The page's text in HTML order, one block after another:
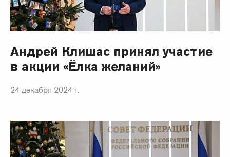
Андрей Клишас принял участие
в акции «Ёлка желаний»
24 декабря 2024 г.